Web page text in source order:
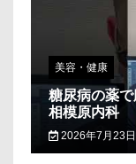
美容・健康
糖尿病の薬で
相模原内科
2026年7月23日